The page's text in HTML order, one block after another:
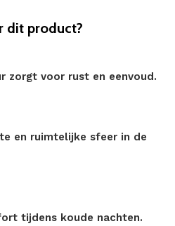
dit product?
zorgt voor rust en eenvoud.
en ruimtelijke sfeer in de
tijdens koude nachten.